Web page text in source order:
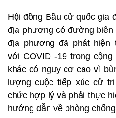
Hội đồng Bầu cử quốc gia
địa phương có đường
địa phương đã phát hiện
với COVID -19 trong
khác có nguy cơ cao vì
lượng cuộc tiếp xúc cử
chức hợp lý và phải thực
hướng dẫn về phòng